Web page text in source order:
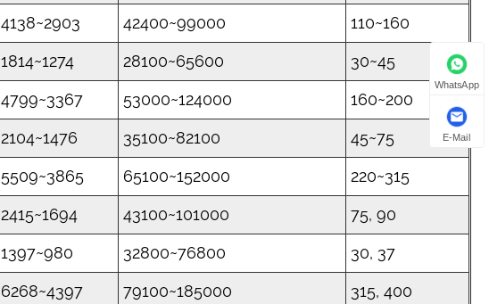
4138~2903 42400~99000 110~160
1814~1274 28100~65600 30~45
4799~3367 53000~124000 160~200
2104~1476 35100~82100 45~75
5509~3865 65100~152000 220~315
2415~1694 43100~101000 75, 90
1397~980 32800~76800 30, 37
6268~4397 79100~185000 315, 400
WhatsApp
E-Mail